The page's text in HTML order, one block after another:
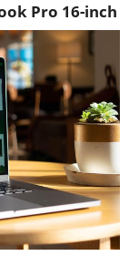
Pro 16-inch